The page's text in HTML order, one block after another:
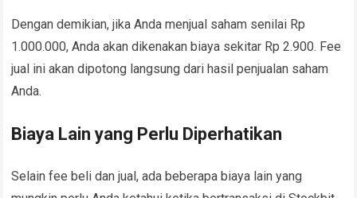
Dengan demikian, jika Anda menjual saham senilai Rp
1.000.000, Anda akan dikenakan biaya sekitar Rp 2.900. Fee
jual ini akan dipotong langsung dari hasil penjualan saham
Anda.
Biaya Lain yang Perlu Diperhatikan
Selain fee beli dan jual, ada beberapa biaya lain yang